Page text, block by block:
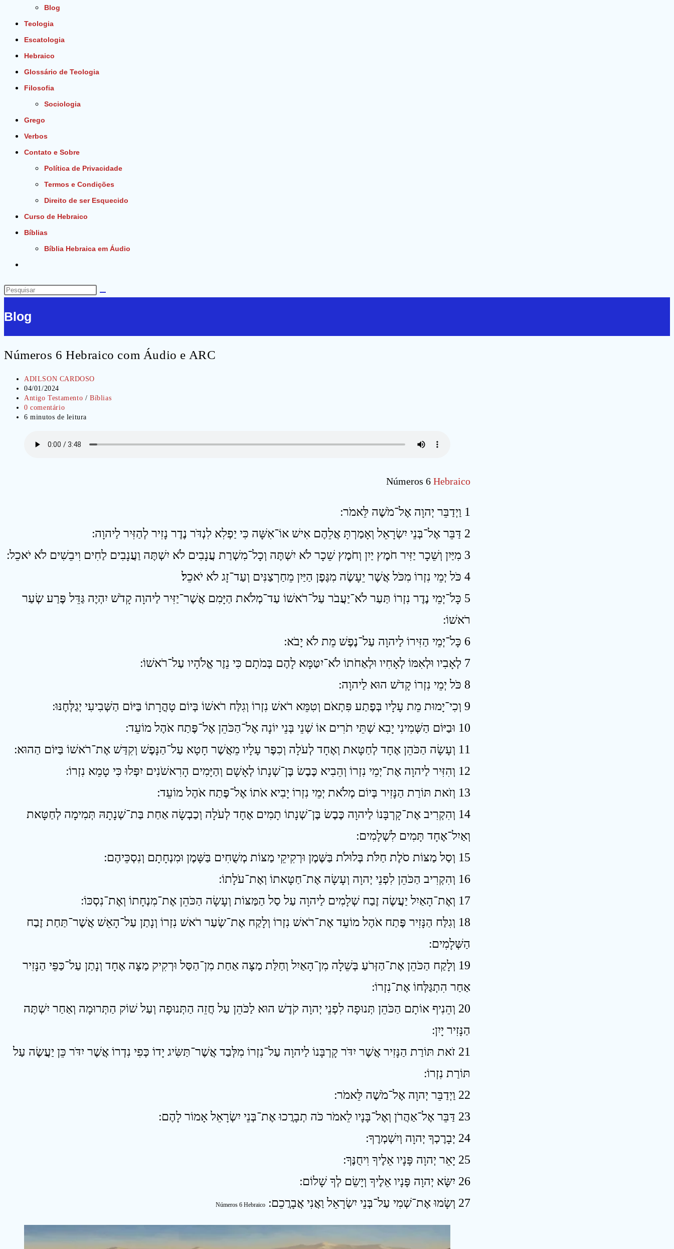
Blog
Teologia
Escatologia
Hebraico
Glossário de Teologia
Filosofia
Sociologia
Grego
Verbos
Contato e Sobre
Política de Privacidade
Termos e Condições
Direito de ser Esquecido
Curso de Hebraico
Bíblias
Bíblia Hebraica em Áudio
do
site
Pesquisar
site
Blog
Números 6 Hebraico com Áudio e ARC
Autor
do
post:
ADILSON CARDOSO
Post
publicado:
04/01/2024
Categoria
do
post:
Antigo Testamento / Bíblias
Comentários
do
0 comentário
Tempo
6 minutos de leitura
Números 6 Hebraico
1 וַיְדַבֵּר יְהוָה אֶל־מֹשֶׁה לֵּאמֹר ׃
2 דַּבֵּר אֶל־בְּנֵי יִשְׂרָאֵל וְאָמַרְתָּ אֲלֵהֶם אִישׁ אוֹ־אִשָּׁה כִּי יַפְלִא לִנְדֹּר נֶדֶר נָזִיר לְהַזִּיר לַיהוָה ׃
3 מִיַּיִן וְשֵׁכָר יַזִּיר חֹמֶץ יַיִן וְחֹמֶץ שֵׁכָר לֹא יִשְׁתֶּה וְכָל־מִשְׁרַת עֲנָבִים לֹא יִשְׁתֶּה וַעֲנָבִים לַחִים וִיבֵשִׁים לֹא יֹאכֵל ׃
4 כֹּל יְמֵי נִזְרוֹ מִכֹּל אֲשֶׁר יֵעָשֶׂה מִגֶּפֶן הַיַּיִן מֵחַרְצַנִּים וְעַד־זָג לֹא יֹאכֵל׃
5 כָּל־יְמֵי נֶדֶר נִזְרוֹ תַּעַר לֹא־יַעֲבֹר עַל־רֹאשׁוֹ עַד־מְלֹאת הַיָּמִם אֲשֶׁר־יַזִּיר לַיהוָה קָדֹשׁ יִהְיֶה גַּדֵּל פֶּרַע שְׂעַר
רֹאשׁוֹ ׃
6 כָּל־יְמֵי הַזִּירוֹ לַיהוָה עַל־נֶפֶשׁ מֵת לֹא יָבֹא ׃
7 לְאָבִיו וּלְאִמּוֹ לְאָחִיו וּלְאַחֹתוֹ לֹא־יִטַּמָּא לָהֶם בְּמֹתָם כִּי נֵזֶר אֱלֹהָיו עַל־רֹאשׁוֹ ׃
8 כֹּל יְמֵי נִזְרוֹ קָדֹשׁ הוּא לַיהוָה ׃
9 וְכִי־יָמוּת מֵת עָלָיו בְּפֶתַע פִּתְאֹם וְטִמֵּא רֹאשׁ נִזְרוֹ וְגִלַּח רֹאשׁוֹ בְּיוֹם טָהֳרָתוֹ בַּיּוֹם הַשְּׁבִיעִי יְגַלְּחֶנּוּ ׃
10 וּבַיּוֹם הַשְּׁמִינִי יָבִא שְׁתֵּי תֹרִים אוֹ שְׁנֵי בְּנֵי יוֹנָה אֶל־הַכֹּהֵן אֶל־פֶּתַח אֹהֶל מוֹעֵד ׃
11 וְעָשָׂה הַכֹּהֵן אֶחָד לְחַטָּאת וְאֶחָד לְעֹלָה וְכִפֶּר עָלָיו מֵאֲשֶׁר חָטָא עַל־הַנָּפֶשׁ וְקִדַּשׁ אֶת־רֹאשׁוֹ בַּיּוֹם הַהוּא ׃
12 וְהִזִּיר לַיהוָה אֶת־יְמֵי נִזְרוֹ וְהֵבִיא כֶּבֶשׂ בֶּן־שְׁנָתוֹ לְאָשָׁם וְהַיָּמִים הָרִאשֹׁנִים יִפְּלוּ כִּי טָמֵא נִזְרוֹ ׃
13 וְזֹאת תּוֹרַת הַנָּזִיר בְּיוֹם מְלֹאת יְמֵי נִזְרוֹ יָבִיא אֹתוֹ אֶל־פֶּתַח אֹהֶל מוֹעֵד ׃
14 וְהִקְרִיב אֶת־קָרְבָּנוֹ לַיהוָה כֶּבֶשׂ בֶּן־שְׁנָתוֹ תָמִים אֶחָד לְעֹלָה וְכַבְשָׂה אַחַת בַּת־שְׁנָתָהּ תְּמִימָה לְחַטָּאת
וְאַיִל־אֶחָד תָּמִים לִשְׁלָמִים ׃
15 וְסַל מַצּוֹת סֹלֶת חַלֹּת בְּלוּלֹת בַּשֶּׁמֶן וּרְקִיקֵי מַצּוֹת מְשֻׁחִים בַּשָּׁמֶן וּמִנְחָתָם וְנִסְכֵּיהֶם ׃
16 וְהִקְרִיב הַכֹּהֵן לִפְנֵי יְהוָה וְעָשָׂה אֶת־חַטָּאתוֹ וְאֶת־עֹלָתוֹ ׃
17 וְאֶת־הָאַיִל יַעֲשֶׂה זֶבַח שְׁלָמִים לַיהוָה עַל סַל הַמַּצּוֹת וְעָשָׂה הַכֹּהֵן אֶת־מִנְחָתוֹ וְאֶת־נִסְכּוֹ ׃
18 וְגִלַּח הַנָּזִיר פֶּתַח אֹהֶל מוֹעֵד אֶת־רֹאשׁ נִזְרוֹ וְלָקַח אֶת־שְׂעַר רֹאשׁ נִזְרוֹ וְנָתַן עַל־הָאֵשׁ אֲשֶׁר־תַּחַת זֶבַח
הַשְּׁלָמִים ׃
19 וְלָקַח הַכֹּהֵן אֶת־הַזְּרֹעַ בְּשֵׁלָה מִן־הָאַיִל וְחַלַּת מַצָּה אַחַת מִן־הַסַּל וּרְקִיק מַצָּה אֶחָד וְנָתַן עַל־כַּפֵּי הַנָּזִיר
אַחַר הִתְגַּלְּחוֹ אֶת־נִזְרוֹ ׃
20 וְהֵנִיף אוֹתָם הַכֹּהֵן תְּנוּפָה לִפְנֵי יְהוָה קֹדֶשׁ הוּא לַכֹּהֵן עַל חֲזֵה הַתְּנוּפָה וְעַל שׁוֹק הַתְּרוּמָה וְאַחַר יִשְׁתֶּה
הַנָּזִיר יָיִן ׃
21 זֹאת תּוֹרַת הַנָּזִיר אֲשֶׁר יִדֹּר קָרְבָּנוֹ לַיהוָה עַל־נִזְרוֹ מִלְּבַד אֲשֶׁר־תַּשִּׂיג יָדוֹ כְּפִי נִדְרוֹ אֲשֶׁר יִדֹּר כֵּן יַעֲשֶׂה עַל
תּוֹרַת נִזְרוֹ ׃
22 וַיְדַבֵּר יְהוָה אֶל־מֹשֶׁה לֵּאמֹר ׃
23 דַּבֵּר אֶל־אַהֲרֹן וְאֶל־בָּנָיו לֵאמֹר כֹּה תְבָרֲכוּ אֶת־בְּנֵי יִשְׂרָאֵל אָמוֹר לָהֶם ׃
24 יְבָרֶכְךָ יְהוָה וְיִשְׁמְרֶךָ ׃
25 יָאֵר יְהוָה פָּנָיו אֵלֶיךָ וִיחֻנֶּךָ ׃
26 יִשָּׂא יְהוָה פָּנָיו אֵלֶיךָ וְיָשֵׂם לְךָ שָׁלוֹם ׃
27 וְשָׂמוּ אֶת־שְׁמִי עַל־בְּנֵי יִשְׂרָאֵל וַאֲנִי אֲבָרֲכֵם ׃
Números 6 Hebraico